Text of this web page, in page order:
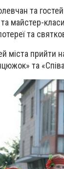
та
майстер-
та
міста прийти
та